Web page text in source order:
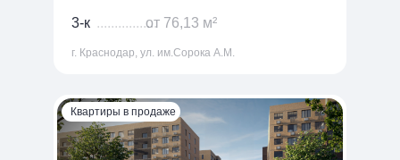
.................от 76,13 м²
3-к
г. Краснодар, ул. им.Сорока А.М.
Квартиры в продаже